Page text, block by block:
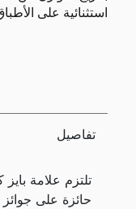
استثنائية على
تفاصيل
تلتزم علامة
حائزة على جوائز